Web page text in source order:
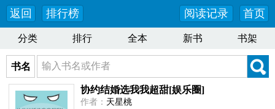
返回 排行榜 首页
阅读记录
分类 排行 全本 新书 书架
书名
协约结婚选我我超甜[娱乐圈]
作者： 天星桃